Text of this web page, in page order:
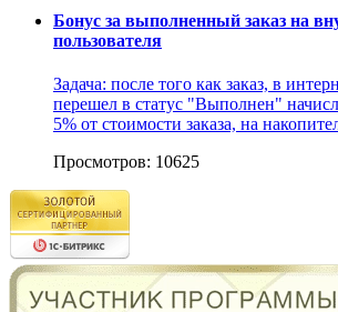
Бонус за выполненный заказ на
пользователя
Задача: после того как заказ, в
перешел в статус "Выполнен"
5% от стоимости заказа, на
Просмотров: 10625